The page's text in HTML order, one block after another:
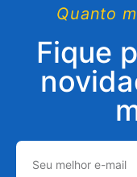
Quanto
Fique